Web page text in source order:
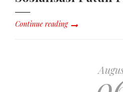
Continue reading